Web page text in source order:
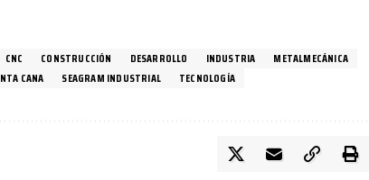
CNC CONSTRUCCIÓN DESARROLLO INDUSTRIA
METALMECÁNICA
CANA SEAGRAM INDUSTRIAL TECNOLOGÍA